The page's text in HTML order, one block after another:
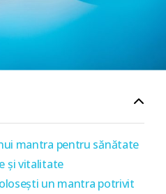
mantra pentru sănătate
și vitalitate
un mantra potrivit